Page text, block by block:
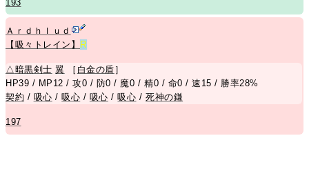
193
Ａｒｄｈｌｕｄ
【吸々トレイン】
R
△暗黒剣士 翼 ［ 白金の盾 ］
HP39 / MP12 / 攻0 / 防0 / 魔0 / 精0 / 命0 / 速15 / 勝率28%
契約 / 吸心 /吸心 / 吸心 /吸心 /死神の鎌
197